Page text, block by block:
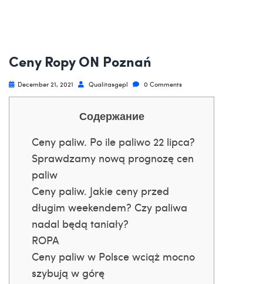
Ceny Ropy ON Poznań
December 21, 2021 Qualitasgepl 0 Comments
Содержание
Ceny paliw. Po ile paliwo 22 lipca?
Sprawdzamy nową prognozę cen
paliw
Ceny paliw. Jakie ceny przed
długim weekendem? Czy paliwa
nadal będą taniały?
ROPA
Ceny paliw w Polsce wciąż mocno
szybują w górę